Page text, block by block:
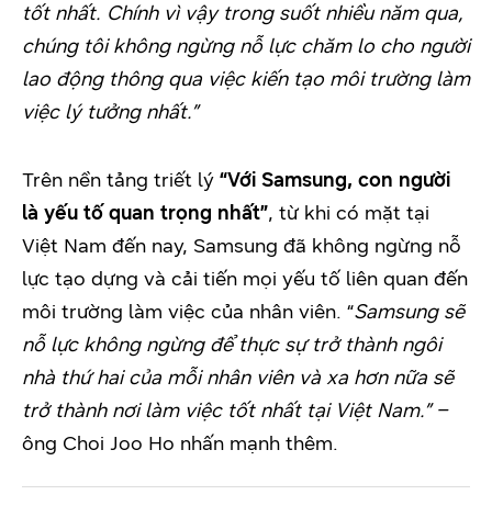
tốt nhất. Chính vì vậy trong suốt nhiều năm qua,
chúng tôi không ngừng nỗ lực chăm lo cho người
lao động thông qua việc kiến tạo môi trường làm
việc lý tưởng nhất.”
Trên nền tảng triết lý “Với Samsung, con người
là yếu tố quan trọng nhất”, từ khi có mặt tại
Việt Nam đến nay, Samsung đã không ngừng nỗ
lực tạo dựng và cải tiến mọi yếu tố liên quan đến
môi trường làm việc của nhân viên. “Samsung sẽ
nỗ lực không ngừng để thực sự trở thành ngôi
nhà thứ hai của mỗi nhân viên và xa hơn nữa sẽ
trở thành nơi làm việc tốt nhất tại Việt Nam.” –
ông Choi Joo Ho nhấn mạnh thêm.